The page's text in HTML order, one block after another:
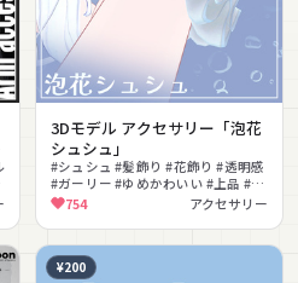
3Dモデル アクセサリー「泡花
シュシュ」
#シュシュ #髪飾り #花飾り #透明感
#ガーリー #ゆめかわいい #上品 #揺
れ物754 アクセサリー
¥200